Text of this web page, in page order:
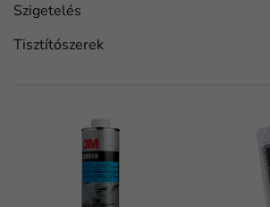
Szigetelés
Tisztítószerek